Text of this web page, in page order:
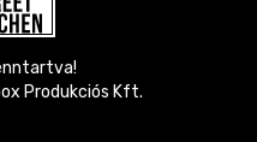
Produkciós Kft.